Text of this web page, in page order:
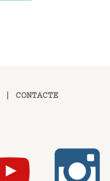
CONTACTE